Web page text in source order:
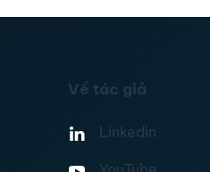
Về tác giả
Linkedin